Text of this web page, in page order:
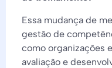
Essa mudança de
gestão de
como organizações
avaliação e